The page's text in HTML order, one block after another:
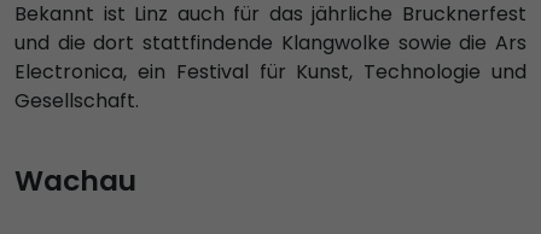
Bekannt ist Linz auch für das jährliche Brucknerfest
und die dort stattfindende Klangwolke sowie die Ars
Electronica, ein Festival für Kunst, Technologie und
Gesellschaft.
Wachau